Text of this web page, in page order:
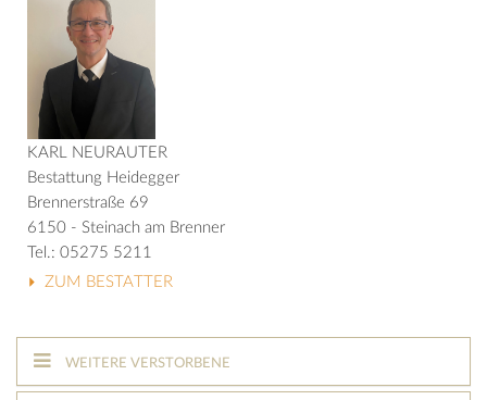
KARL NEURAUTER
Bestattung Heidegger
Brennerstraße 69
6150 - Steinach am Brenner
Tel.: 05275 5211
ZUM BESTATTER
WEITERE VERSTORBENE